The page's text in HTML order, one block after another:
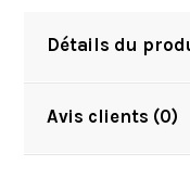
Détails du
Avis clients (0)